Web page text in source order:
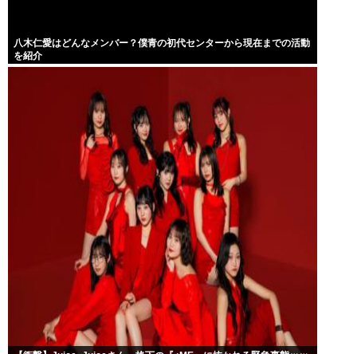
八木仁愛はどんなメンバー？僕青の初代センターから現在までの活動
を紹介